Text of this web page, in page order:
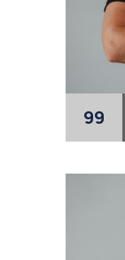
99